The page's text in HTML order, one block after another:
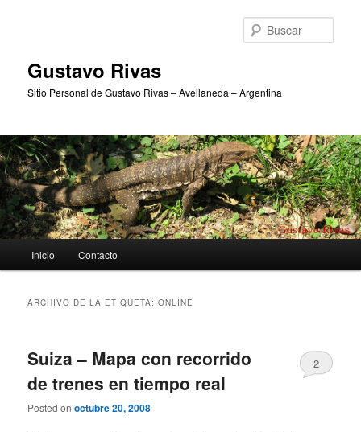
Gustavo Rivas
Sitio Personal de Gustavo Rivas – Avellaneda – Argentina
principal
Inicio Contacto
ARCHIVO DE LA ETIQUETA:ONLINE
Suiza – Mapa con recorrido
de trenes en tiempo real
Posted onoctubre 20, 2008
2